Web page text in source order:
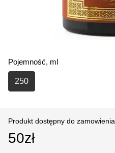
Pojemność, ml
250
Produkt dostępny do zamowienia
50zł